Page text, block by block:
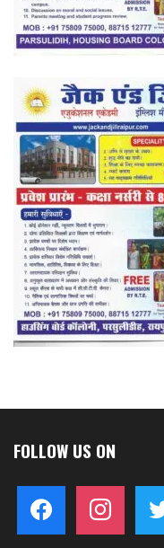
FOLLOW US ON
facebook instagram